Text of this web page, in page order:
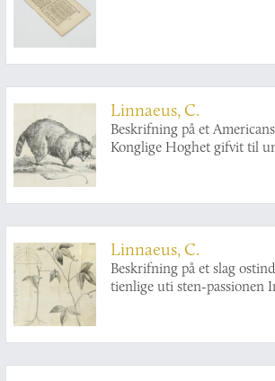
Linnaeus, C.
Beskrifning på et
Konglige Hoghet gifvit til
Linnaeus, C.
Beskrifning på et slag
tienlige uti sten-passionen